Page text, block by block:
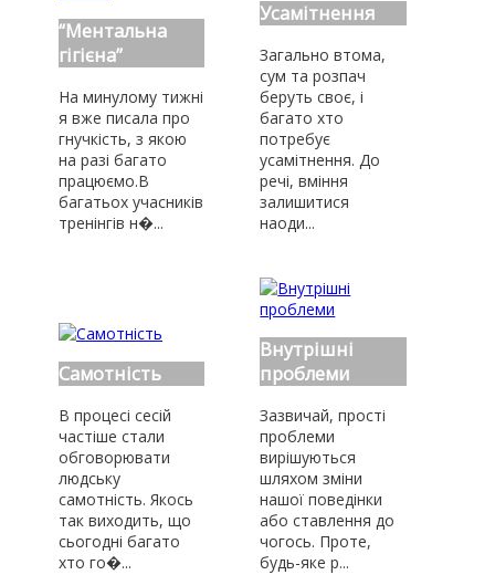
“Ментальна
гігієна”
На минулому тижні
я вже писала про
гнучкість, з якою
на разі багато
працюємо.В
багатьох учасників
тренінгів н�...
Усамітнення
Загально втома,
сум та розпач
беруть своє, і
багато хто
потребує
усамітнення. До
речі, вміння
залишитися
наоди...
Самотність
В процесі сесій
частіше стали
обговорювати
людську
самотність. Якось
так виходить, що
сьогодні багато
хто го�...
Внутрішні
проблеми
Зазвичай, прості
проблеми
вирішуються
шляхом зміни
нашої поведінки
або ставлення до
чогось. Проте,
будь-яке р...